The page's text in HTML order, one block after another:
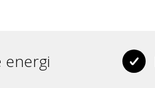
energi